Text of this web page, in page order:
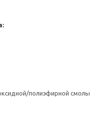
полиэфирной смолы